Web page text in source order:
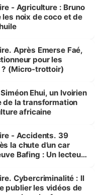
- Agriculture : Bruno
les noix de coco et de
Après Emerse Faé,
pour les
? (Micro-trottoir)
Ehui, un Ivoirien
de la transformation
africaine
- Accidents. 39
la chute d’un car
Bafing : Un lecteur
Cybercriminalité : Il
publier les vidéos de